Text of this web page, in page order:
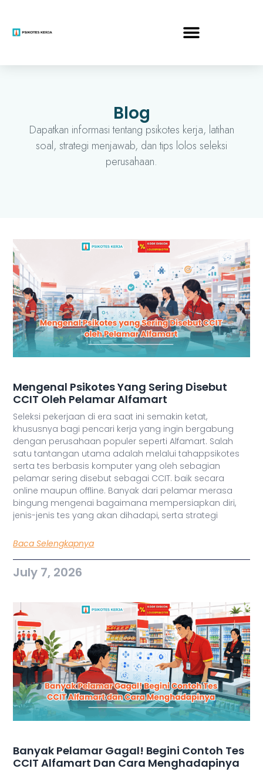
Blog
Dapatkan informasi tentang psikotes kerja, latihan
soal, strategi menjawab, dan tips lolos seleksi
perusahaan.
Mengenal Psikotes Yang Sering Disebut
CCIT Oleh Pelamar Alfamart
Seleksi pekerjaan di era saat ini semakin ketat,
khususnya bagi pencari kerja yang ingin bergabung
dengan perusahaan populer seperti Alfamart. Salah
satu tantangan utama adalah melalui tahappsikotes
serta tes berbasis komputer yang oleh sebagian
pelamar sering disebut sebagai CCIT. baik secara
online maupun offline. Banyak dari pelamar merasa
bingung mengenai bagaimana mempersiapkan diri,
jenis-jenis tes yang akan dihadapi, serta strategi
Baca Selengkapnya
July 7, 2026
Banyak Pelamar Gagal! Begini Contoh Tes
CCIT Alfamart Dan Cara Menghadapinya